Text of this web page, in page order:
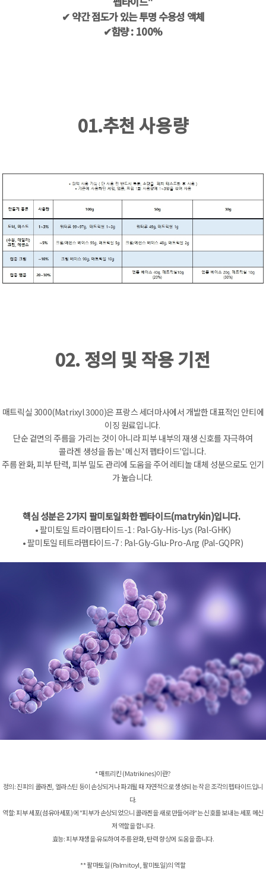
✔ 약간 점도가 있는 투명 수용성 액체
✔함량 : 100%
01.추천 사용량
02. 정의 및 작용 기전
매트릭실 3000(Matrixyl 3000)은 프랑스 세더마사에서 개발한 대표적인 안티에
이징 원료입니다.
단순 겉면의 주름을 가리는 것이 아니라 피부 내부의 재생 신호를 자극하여
콜라겐 생성을 돕는' 메신저 펩타이드'입니다.
주름 완화, 피부 탄력, 피부 밀도 관리에 도움을 주어 레티놀 대체 성분으로도 인기
가 높습니다.
핵심 성분은 2가지 팔미토일화한 펩타이드(matrykin)입니다.
• 팔미토일 트라이펩타이드-1 : Pal-Gly-His-Lys (Pal-GHK)
• 팔미토일 테트라펩타이드-7 : Pal-Gly-Glu-Pro-Arg (Pal-GQPR)
* 매트리킨 (Matrikines)이란?
정의: 진피의 콜라겐, 엘라스틴 등이 손상되거나 파괴될 때 자연적으로 생성되는 작은 조각의 펩타이드입니
다.
역할: 피부 세포(섬유아세포)에 "피부가 손상되었으니 콜라겐을 새로 만들어라"는 신호를 보내는 세포 메신
저 역할을 합니다.
효능: 피부 재생을 유도하여 주름 완화, 탄력 향상에 도움을 줍니다.
** 팔마토일 (Palmitoyl, 팔미토일)의 역할